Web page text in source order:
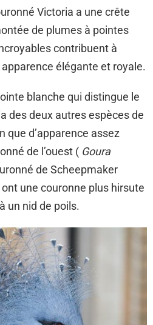
Victoria a une crête
de plumes à pointes
contribuent à
élégante et royale.
blanche qui distingue le
des deux autres espèces de
que d’apparence assez
de l’ouest ( Goura
de Scheepmaker
ont une couronne plus hirsute
un nid de poils.